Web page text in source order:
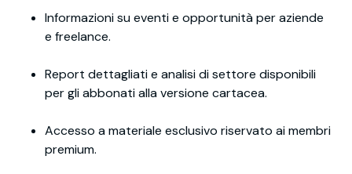
Informazioni su eventi e opportunità per aziende
e freelance.
Report dettagliati e analisi di settore disponibili
per gli abbonati alla versione cartacea.
Accesso a materiale esclusivo riservato ai membri
premium.